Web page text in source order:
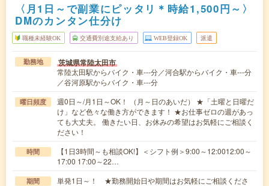
〈月1日～で副業にピッタリ＊時給1,500円～〉
DMのカンタン仕分け
職種未経験OK 交通費別途支給あり WEB登録OK 派遣
勤務地 茨城県常陸太田市
常陸太田駅からバイク・車---分／河合駅からバイク・車---分
／谷河原駅からバイク・車---分
曜日頻度
週0日～/月1日～OK！ （月～日のあいだ） ★「土曜と日曜だ
け」など色々な働き方ができます！ ★お仕事ゼロの週があっ
ても大丈夫。 働きたい日、お休みの希望はお気軽にご相談く
ださい！
時間
【1日3時間～も相談OK!】＜シフト例＞9:00～12:0012:00～
17:00 17:00～22…
期間
単発1日～！ ★勤務開始日や期間はお気軽にご相談くださ